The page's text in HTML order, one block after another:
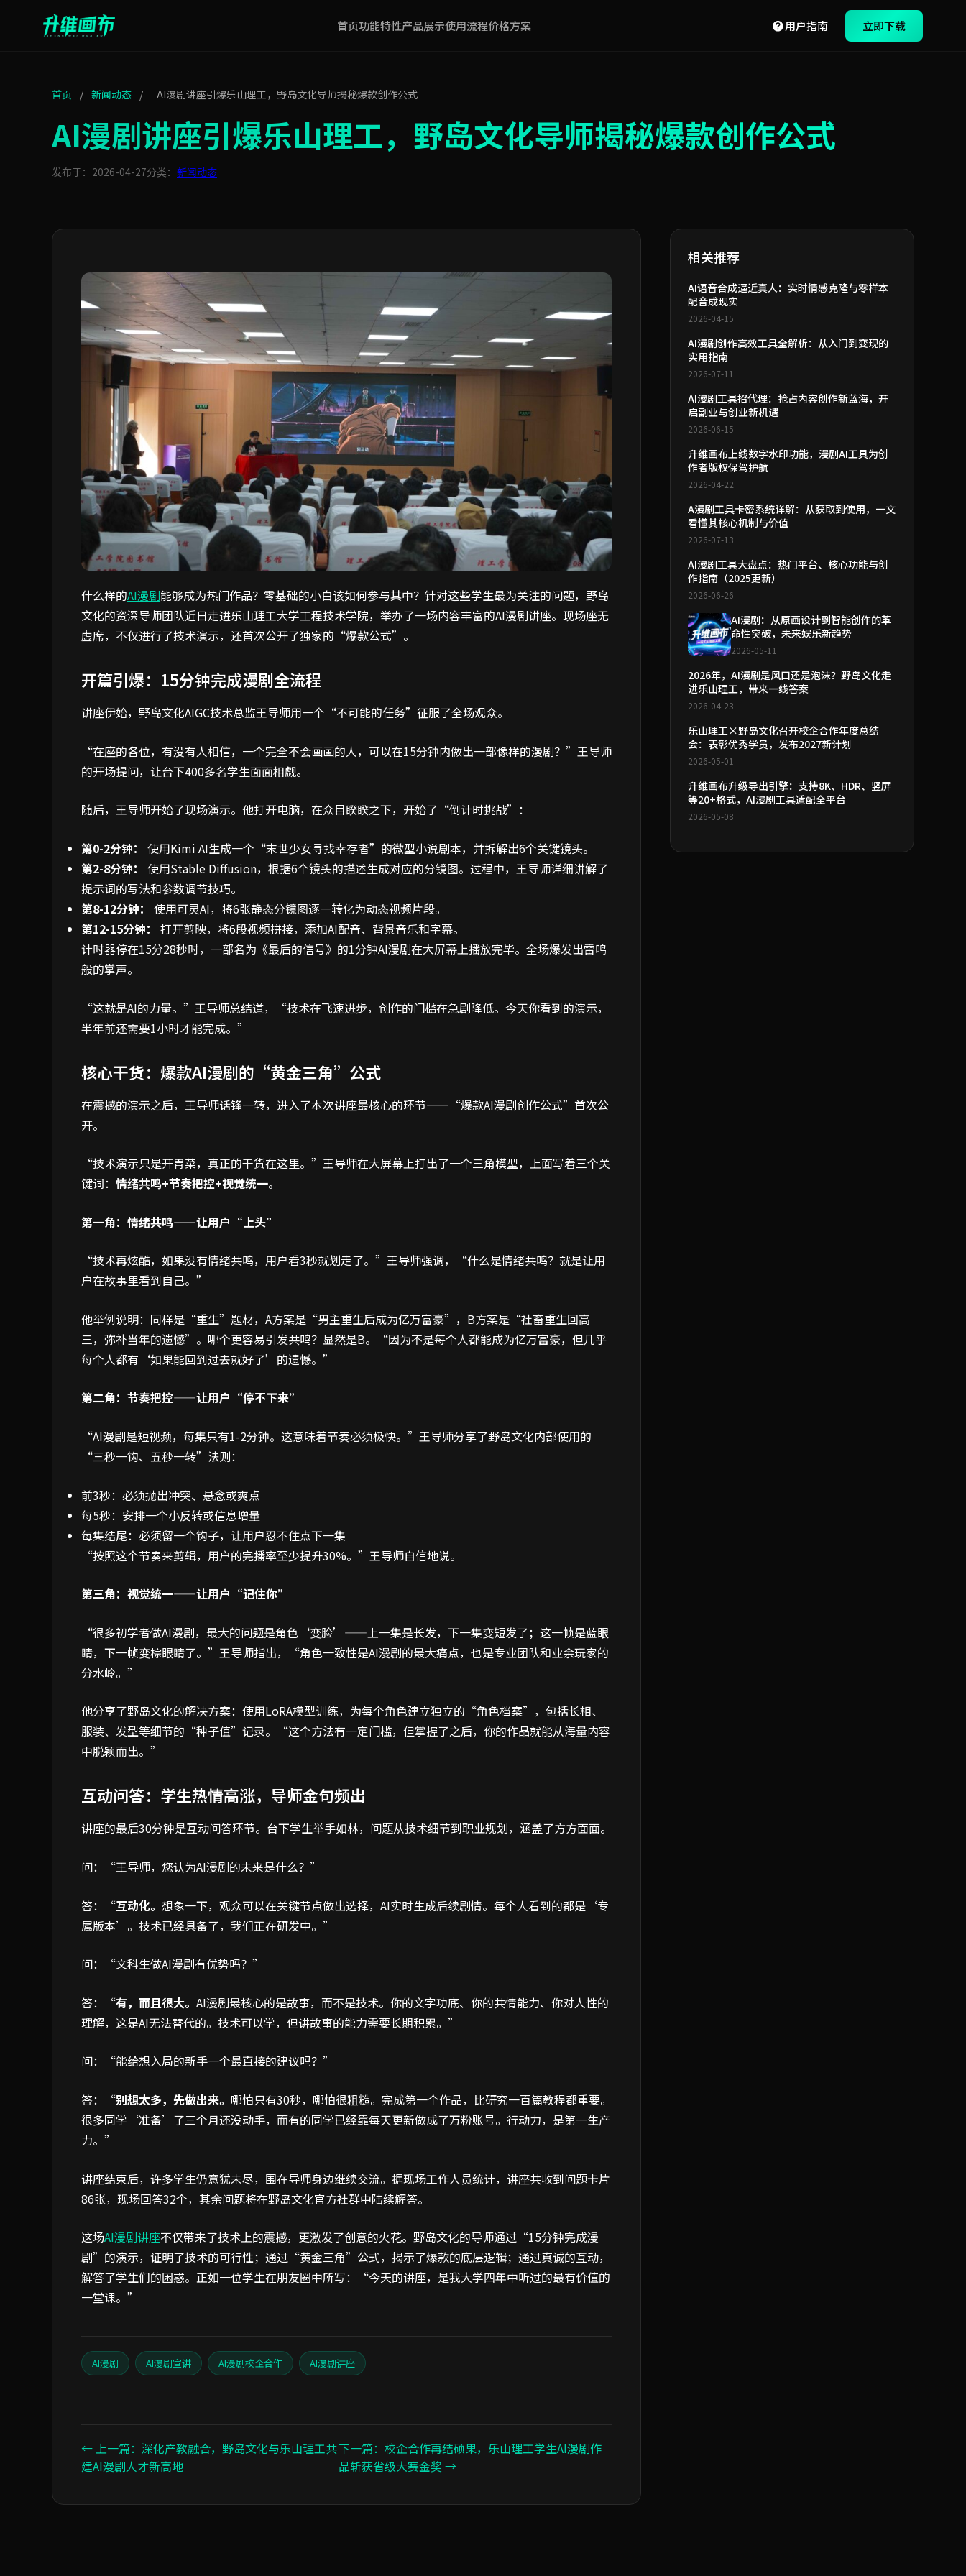
首页功能特性产品展示使用流程价格方案 用户指南 立即下载
首页 / 新闻动态 / AI漫剧讲座引爆乐山理工，野岛文化导师揭秘爆款创作公式
AI漫剧讲座引爆乐山理工，野岛文化导师揭秘爆款创作公式
发布于：2026-04-27分类： 新闻动态
什么样的AI漫剧能够成为热门作品？零基础的小白该如何参与其中？针对这些学生最为关注的问题，野岛
文化的资深导师团队近日走进乐山理工大学工程技术学院，举办了一场内容丰富的AI漫剧讲座。现场座无
虚席，不仅进行了技术演示，还首次公开了独家的“爆款公式”。
开篇引爆：15分钟完成漫剧全流程
讲座伊始，野岛文化AIGC技术总监王导师用一个“不可能的任务”征服了全场观众。
“在座的各位，有没有人相信，一个完全不会画画的人，可以在15分钟内做出一部像样的漫剧？”王导师
的开场提问，让台下400多名学生面面相觑。
随后，王导师开始了现场演示。他打开电脑，在众目睽睽之下，开始了“倒计时挑战”：
第0-2分钟：
使用Kimi AI生成一个“末世少女寻找幸存者”的微型小说剧本，并拆解出6个关键镜头。
第2-8分钟：
使用Stable Diffusion，根据6个镜头的描述生成对应的分镜图。过程中，王导师详细讲解了
提示词的写法和参数调节技巧。
第8-12分钟：
使用可灵AI，将6张静态分镜图逐一转化为动态视频片段。
第12-15分钟：
打开剪映，将6段视频拼接，添加AI配音、背景音乐和字幕。
计时器停在15分28秒时，一部名为《最后的信号》的1分钟AI漫剧在大屏幕上播放完毕。全场爆发出雷鸣
般的掌声。
“这就是AI的力量。”王导师总结道，“技术在飞速进步，创作的门槛在急剧降低。今天你看到的演示，
半年前还需要1小时才能完成。”
核心干货：爆款AI漫剧的“黄金三角”公式
在震撼的演示之后，王导师话锋一转，进入了本次讲座最核心的环节——“爆款AI漫剧创作公式”首次公
开。
“技术演示只是开胃菜，真正的干货在这里。”王导师在大屏幕上打出了一个三角模型，上面写着三个关
键词： 情绪共鸣+节奏把控+视觉统一。
第一角：情绪共鸣——让用户“上头”
“技术再炫酷，如果没有情绪共鸣，用户看3秒就划走了。”王导师强调，“什么是情绪共鸣？就是让用
户在故事里看到自己。”
他举例说明：同样是“重生”题材，A方案是“男主重生后成为亿万富豪”，B方案是“社畜重生回高
三，弥补当年的遗憾”。哪个更容易引发共鸣？显然是B。“因为不是每个人都能成为亿万富豪，但几乎
每个人都有‘如果能回到过去就好了’的遗憾。”
第二角：节奏把控——让用户“停不下来”
“AI漫剧是短视频，每集只有1-2分钟。这意味着节奏必须极快。”王导师分享了野岛文化内部使用的
“三秒一钩、五秒一转”法则：
前3秒：必须抛出冲突、悬念或爽点
每5秒：安排一个小反转或信息增量
每集结尾：必须留一个钩子，让用户忍不住点下一集
“按照这个节奏来剪辑，用户的完播率至少提升30%。”王导师自信地说。
第三角：视觉统一——让用户“记住你”
“很多初学者做AI漫剧，最大的问题是角色‘变脸’——上一集是长发，下一集变短发了；这一帧是蓝眼
睛，下一帧变棕眼睛了。”王导师指出，“角色一致性是AI漫剧的最大痛点，也是专业团队和业余玩家的
分水岭。”
他分享了野岛文化的解决方案：使用LoRA模型训练，为每个角色建立独立的“角色档案”，包括长相、
服装、发型等细节的“种子值”记录。“这个方法有一定门槛，但掌握了之后，你的作品就能从海量内容
中脱颖而出。”
互动问答：学生热情高涨，导师金句频出
讲座的最后30分钟是互动问答环节。台下学生举手如林，问题从技术细节到职业规划，涵盖了方方面面。
问：“王导师，您认为AI漫剧的未来是什么？”
答：“互动化。 想象一下，观众可以在关键节点做出选择，AI实时生成后续剧情。每个人看到的都是‘专
属版本’。技术已经具备了，我们正在研发中。”
问：“文科生做AI漫剧有优势吗？”
答：“有，而且很大。 AI漫剧最核心的是故事，而不是技术。你的文字功底、你的共情能力、你对人性的
理解，这是AI无法替代的。技术可以学，但讲故事的能力需要长期积累。”
问：“能给想入局的新手一个最直接的建议吗？”
答：“别想太多，先做出来。 哪怕只有30秒，哪怕很粗糙。完成第一个作品，比研究一百篇教程都重要。
很多同学‘准备’了三个月还没动手，而有的同学已经靠每天更新做成了万粉账号。行动力，是第一生产
力。”
讲座结束后，许多学生仍意犹未尽，围在导师身边继续交流。据现场工作人员统计，讲座共收到问题卡片
86张，现场回答32个，其余问题将在野岛文化官方社群中陆续解答。
这场AI漫剧讲座不仅带来了技术上的震撼，更激发了创意的火花。野岛文化的导师通过“15分钟完成漫
剧”的演示，证明了技术的可行性；通过“黄金三角”公式，揭示了爆款的底层逻辑；通过真诚的互动，
解答了学生们的困惑。正如一位学生在朋友圈中所写：“今天的讲座，是我大学四年中听过的最有价值的
一堂课。”
AI漫剧 AI漫剧宣讲 AI漫剧校企合作 AI漫剧讲座
← 上一篇：深化产教融合，野岛文化与乐山理工共
建AI漫剧人才新高地
下一篇：校企合作再结硕果，乐山理工学生AI漫剧作
品斩获省级大赛金奖 →
相关推荐
AI语音合成逼近真人：实时情感克隆与零样本
配音成现实
2026-04-15
AI漫剧创作高效工具全解析：从入门到变现的
实用指南
2026-07-11
AI漫剧工具招代理：抢占内容创作新蓝海，开
启副业与创业新机遇
2026-06-15
升维画布上线数字水印功能，漫剧AI工具为创
作者版权保驾护航
2026-04-22
A漫剧工具卡密系统详解：从获取到使用，一文
看懂其核心机制与价值
2026-07-13
AI漫剧工具大盘点：热门平台、核心功能与创
作指南（2025更新）
2026-06-26
AI漫剧：从原画设计到智能创作的革
命性突破，未来娱乐新趋势
2026-05-11
2026年，AI漫剧是风口还是泡沫？野岛文化走
进乐山理工，带来一线答案
2026-04-23
乐山理工×野岛文化召开校企合作年度总结
会：表彰优秀学员，发布2027新计划
2026-05-01
升维画布升级导出引擎：支持8K、HDR、竖屏
等20+格式，AI漫剧工具适配全平台
2026-05-08